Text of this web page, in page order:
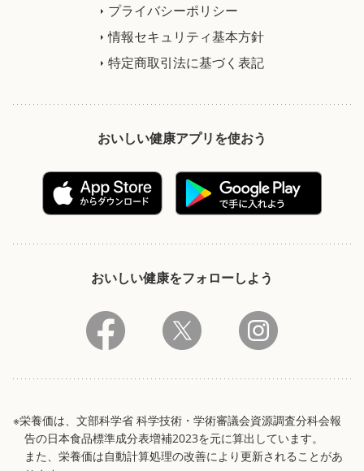
プライバシーポリシー
情報セキュリティ基本方針
特定商取引法に基づく表記
おいしい健康アプリを使おう
おいしい健康をフォローしよう
※栄養価は、文部科学省 科学技術・学術審議会資源調査分科会報
告の日本食品標準成分表増補2023を元に算出しています。
また、栄養価は自動計算処理の改善により更新されることがあ